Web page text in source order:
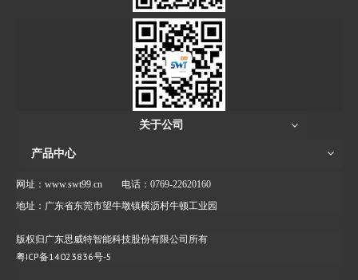
关于公司
产品中心
网址：www.swt99.cn 电话：0769-22620160
地址：广东省东莞市望牛墩镇横沥村牛顿工业园
版权归广东思威特智能科技股份有限公司所有
粤ICP备14023836号-5